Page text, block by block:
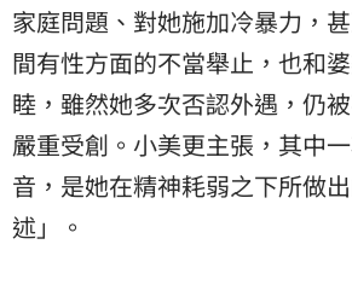
家庭問題、對她施加冷暴力，
間有性方面的不當舉止，也和
睦，雖然她多次否認外遇，仍
嚴重受創。小美更主張，其中
音，是她在精神耗弱之下所做
述」。